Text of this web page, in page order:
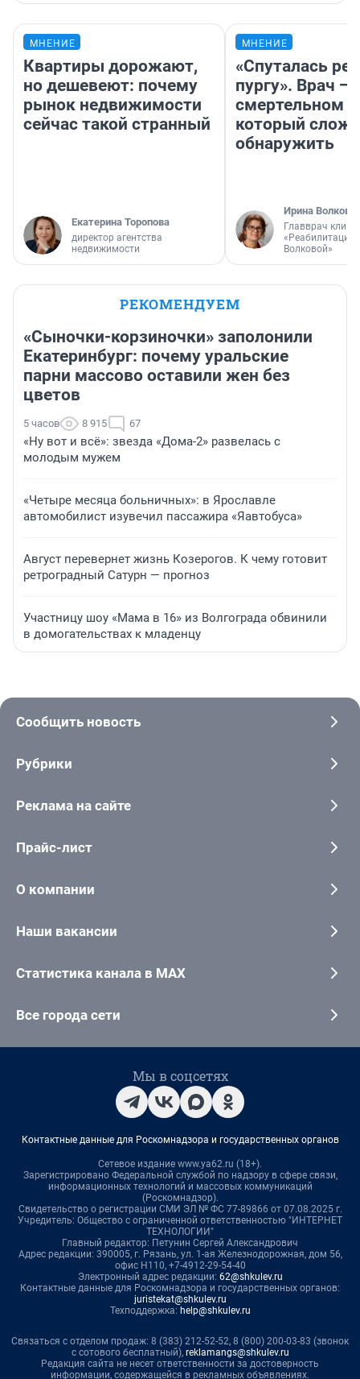
МНЕНИЕ
Квартиры дорожают,
но дешевеют: почему
рынок недвижимости
сейчас такой странный
Екатерина Торопова
директор агентства
недвижимости
МНЕНИЕ
«Спуталась
пургу». Врач —
смертельном
который
обнаружить
Ирина Волкова
Главврач
«Реабилитация
Волковой»
РЕКОМЕНДУЕМ
«Сыночки-корзиночки» заполонили
Екатеринбург: почему уральские
парни массово оставили жен без
цветов
5 часов 8 915 67
«Ну вот и всё»: звезда «Дома-2» развелась с
молодым мужем
«Четыре месяца больничных»: в Ярославле
автомобилист изувечил пассажира «Яавтобуса»
Август перевернет жизнь Козерогов. К чему готовит
ретроградный Сатурн — прогноз
Участницу шоу «Мама в 16» из Волгограда обвинили
в домогательствах к младенцу
Сообщить новость
Рубрики
Реклама на сайте
Прайс-лист
О компании
Наши вакансии
Статистика канала в MAX
Все города сети
Мы в соцсетях
Контактные данные для Роскомнадзора и государственных органов
Сетевое издание www.ya62.ru (18+).
Зарегистрировано Федеральной службой по надзору в сфере связи,
информационных технологий и массовых коммуникаций
(Роскомнадзор).
Свидетельство о регистрации СМИ ЭЛ № ФС 77-89866 от 07.08.2025 г.
Учредитель: Общество с ограниченной ответственностью "ИНТЕРНЕТ
ТЕХНОЛОГИИ"
Главный редактор: Петунин Сергей Александрович
Адрес редакции: 390005, г. Рязань, ул. 1-ая Железнодорожная, дом 56,
офис Н110, +7-4912-29-54-40
Электронный адрес редакции: 62@shkulev.ru
Контактные данные для Роскомнадзора и государственных органов:
juristekat@shkulev.ru
Техподдержка: help@shkulev.ru
Связаться с отделом продаж: 8 (383) 212-52-52, 8 (800) 200-03-83 (звонок
с сотового бесплатный), reklamangs@shkulev.ru
Редакция сайта не несет ответственности за достоверность
информации, содержащейся в рекламных объявлениях.